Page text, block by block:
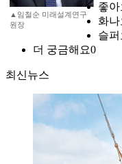
▲임철순 미래설계연구
원장
좋아
화나
슬퍼
더 궁금해요0
최신뉴스